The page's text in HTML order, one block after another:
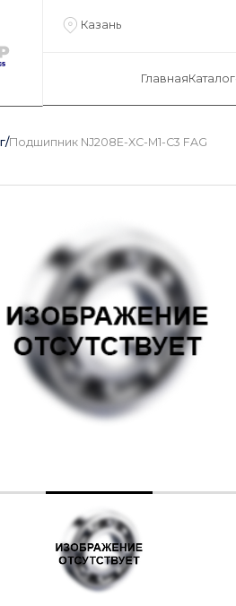
Казань
ГлавнаяКаталог
/Подшипник NJ208E-XC-M1-C3 FAG